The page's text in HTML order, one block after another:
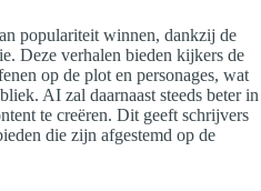
populariteit winnen, dankzij de
Deze verhalen bieden kijkers de
op de plot en personages, wat
AI zal daarnaast steeds beter in
te creëren. Dit geeft schrijvers
die zijn afgestemd op de